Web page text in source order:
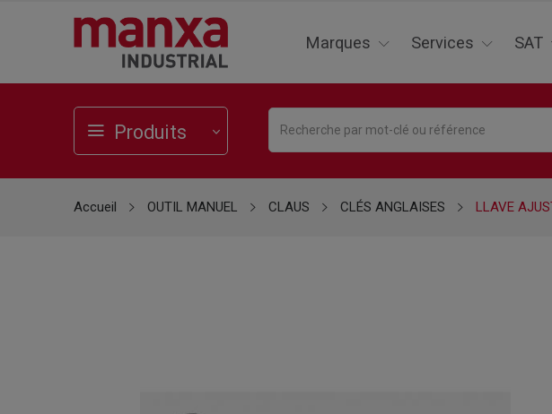
Marques Services SAT
Produits
Accueil OUTIL MANUEL CLAUS CLÉS ANGLAISES LLAVE